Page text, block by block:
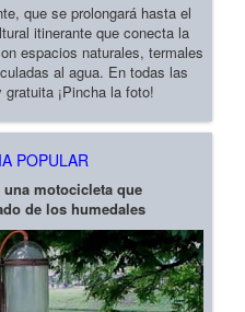
que se prolongará hasta el
itinerante que conecta la
espacios naturales, termales
al agua. En todas las
¡Pincha la foto!
POPULAR
motocicleta que
de los humedales